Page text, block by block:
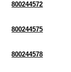
800244572
800244575
800244578